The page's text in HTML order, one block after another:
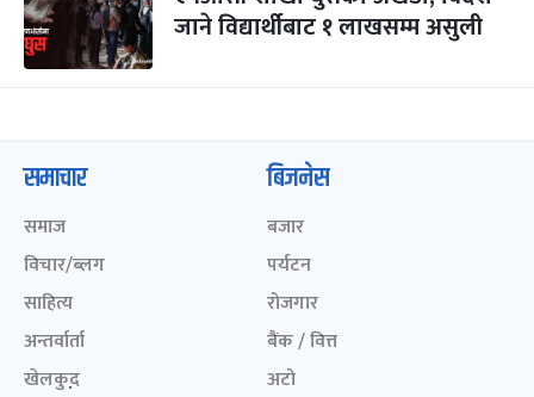
जाने विद्यार्थीबाट १ लाखसम्म असुली
समाचार
समाज
विचार/ब्लग
साहित्य
अन्तर्वार्ता
खेलकुद़़
बिजनेस
बजार
पर्यटन
रोजगार
बैंक / वित्त
अटो